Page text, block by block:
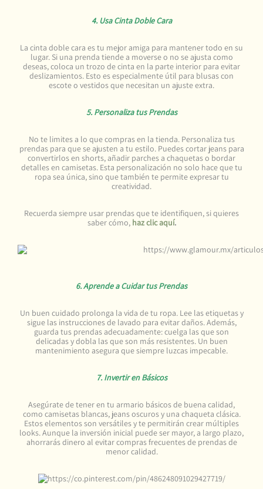
4. Usa Cinta Doble Cara
La cinta doble cara es tu mejor amiga para mantener todo en su
lugar. Si una prenda tiende a moverse o no se ajusta como
deseas, coloca un trozo de cinta en la parte interior para evitar
deslizamientos. Esto es especialmente útil para blusas con
escote o vestidos que necesitan un ajuste extra.
5. Personaliza tus Prendas
No te limites a lo que compras en la tienda. Personaliza tus
prendas para que se ajusten a tu estilo. Puedes cortar jeans para
convertirlos en shorts, añadir parches a chaquetas o bordar
detalles en camisetas. Esta personalización no solo hace que tu
ropa sea única, sino que también te permite expresar tu
creatividad.
Recuerda siempre usar prendas que te identifiquen, si quieres
saber cómo, haz clic aquí.
6. Aprende a Cuidar tus Prendas
Un buen cuidado prolonga la vida de tu ropa. Lee las etiquetas y
sigue las instrucciones de lavado para evitar daños. Además,
guarda tus prendas adecuadamente: cuelga las que son
delicadas y dobla las que son más resistentes. Un buen
mantenimiento asegura que siempre luzcas impecable.
7. Invertir en Básicos
Asegúrate de tener en tu armario básicos de buena calidad,
como camisetas blancas, jeans oscuros y una chaqueta clásica.
Estos elementos son versátiles y te permitirán crear múltiples
looks. Aunque la inversión inicial puede ser mayor, a largo plazo,
ahorrarás dinero al evitar compras frecuentes de prendas de
menor calidad.